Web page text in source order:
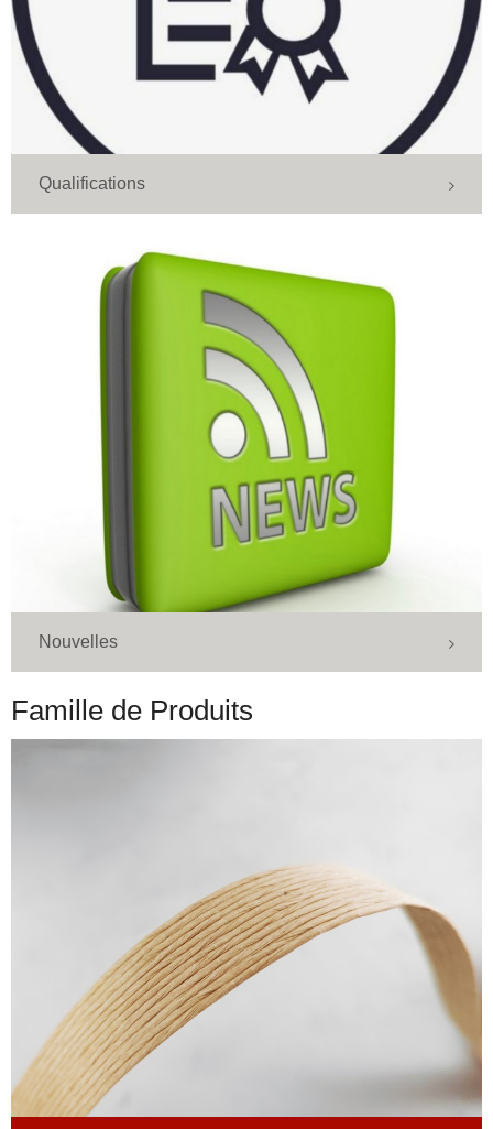
Qualifications
Nouvelles
Famille de Produits